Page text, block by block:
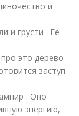
и
и грусти . Ее
это дерево
заступ
. Оно
энергию,